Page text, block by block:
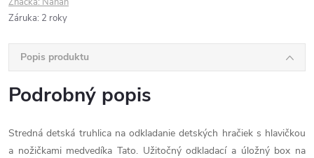
Záruka: 2 roky
Popis produktu
Podrobný popis
Stredná detská truhlica na odkladanie detských hračiek s hlavičkou
a nožičkami medvedíka Tato. Užitočný odkladací a úložný box na